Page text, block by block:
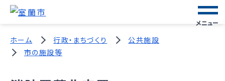
メニュー
ホーム 行政・まちづくり
公共施設
市の施設等